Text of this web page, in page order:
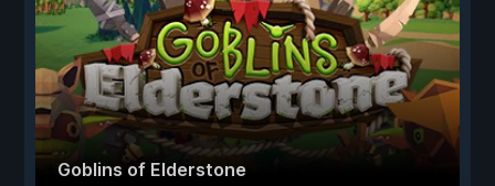
Goblins of Elderstone